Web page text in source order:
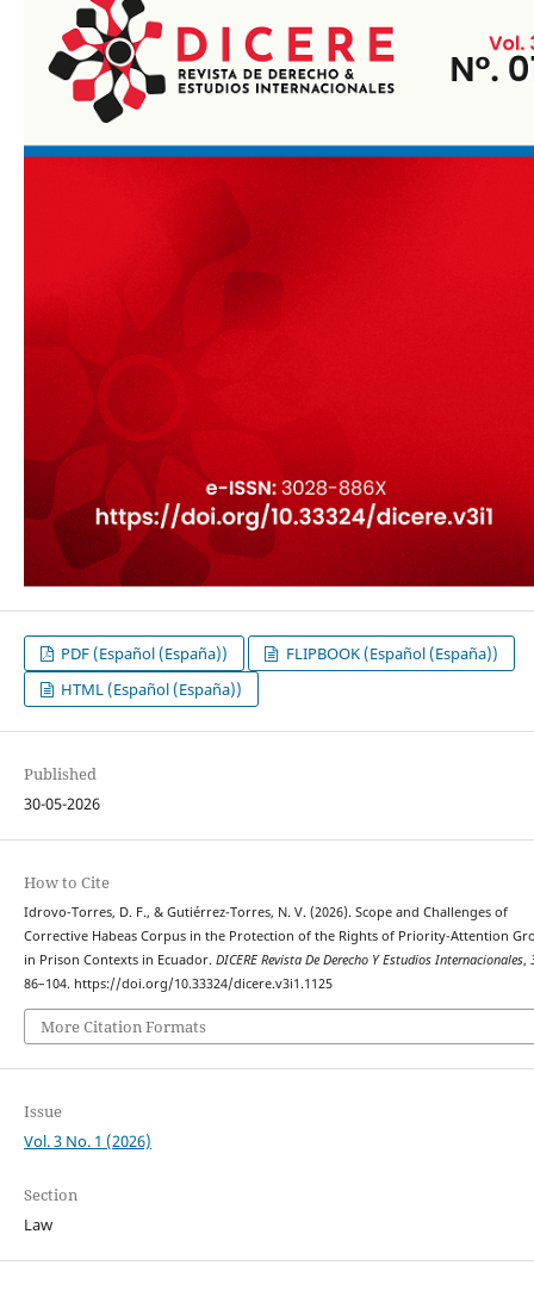
PDF (Español (España))
FLIPBOOK (Español (España))
HTML (Español (España))
Published
30-05-2026
How to Cite
Idrovo-Torres, D. F., & Gutiérrez-Torres, N. V. (2026). Scope and Challenges of
Corrective Habeas Corpus in the Protection of the Rights of Priority-Attention
in Prison Contexts in Ecuador.DICERE Revista De Derecho Y Estudios Internacionales,
86–104. https://doi.org/10.33324/dicere.v3i1.1125
More Citation Formats
Issue
Vol. 3 No. 1 (2026)
Section
Law